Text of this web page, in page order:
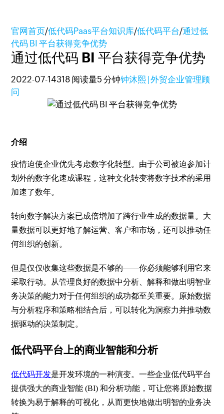
官网首页/低代码Paas平台知识库/低代码平台/通过低
代码 BI 平台获得竞争优势
通过低代码 BI 平台获得竞争优势
2022-07-14318 阅读量5 分钟钟沐熙 | 外贸企业管理顾
问
介绍
疫情迫使企业优先考虑数字化转型。由于公司被迫参加计
划外的数字化速成课程，这种文化转变将数字技术的采用
加速了数年。
转向数字解决方案已成倍增加了跨行业生成的数据量。大
量数据可以更好地了解运营、客户和市场，还可以推动任
何组织的创新。
但是仅仅收集这些数据是不够的——你必须能够利用它来
采取行动。从管理良好的数据中分析、解释和做出明智业
务决策的能力对于任何组织的成功都至关重要。原始数据
与分析程序和策略相结合后，可以转化为洞察力并推动数
据驱动的决策制定。
低代码平台上的商业智能和分析
低代码开发是开发环境的一种演变。一些企业低代码平台
提供强大的商业智能 (BI)和分析功能，可让您将原始数据
转换为易于解释的可视化，从而更快地做出明智的业务决